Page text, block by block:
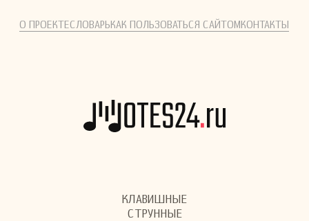
О ПРОЕКТЕСЛОВАРЬКАК ПОЛЬЗОВАТЬСЯ САЙТОМКОНТАКТЫ
КЛАВИШНЫЕ
СТРУННЫЕ